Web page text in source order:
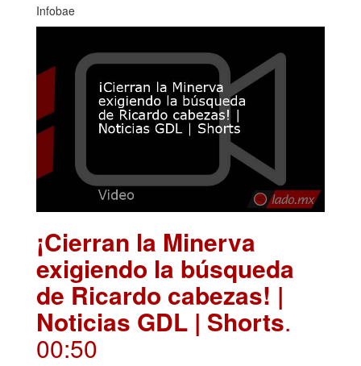
Infobae
¡Cierran la Minerva
exigiendo la búsqueda
de Ricardo cabezas! |
Noticias GDL | Shorts.
00:50